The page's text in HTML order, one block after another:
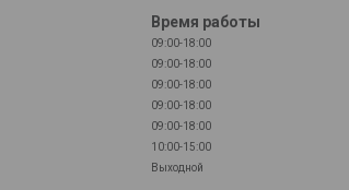
Время работы
09:00-18:00
09:00-18:00
09:00-18:00
09:00-18:00
09:00-18:00
10:00-15:00
Выходной